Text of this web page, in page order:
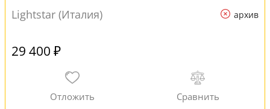
Lightstar (Италия)
архив
29 400 ₽